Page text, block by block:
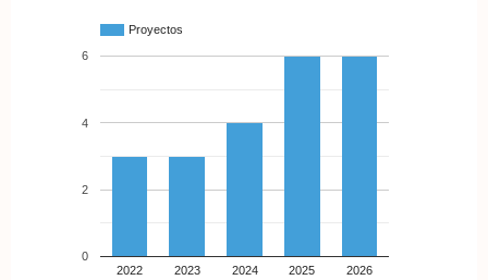
Proyectos
2022 2023 2024 2025 2026
0
2
4
6